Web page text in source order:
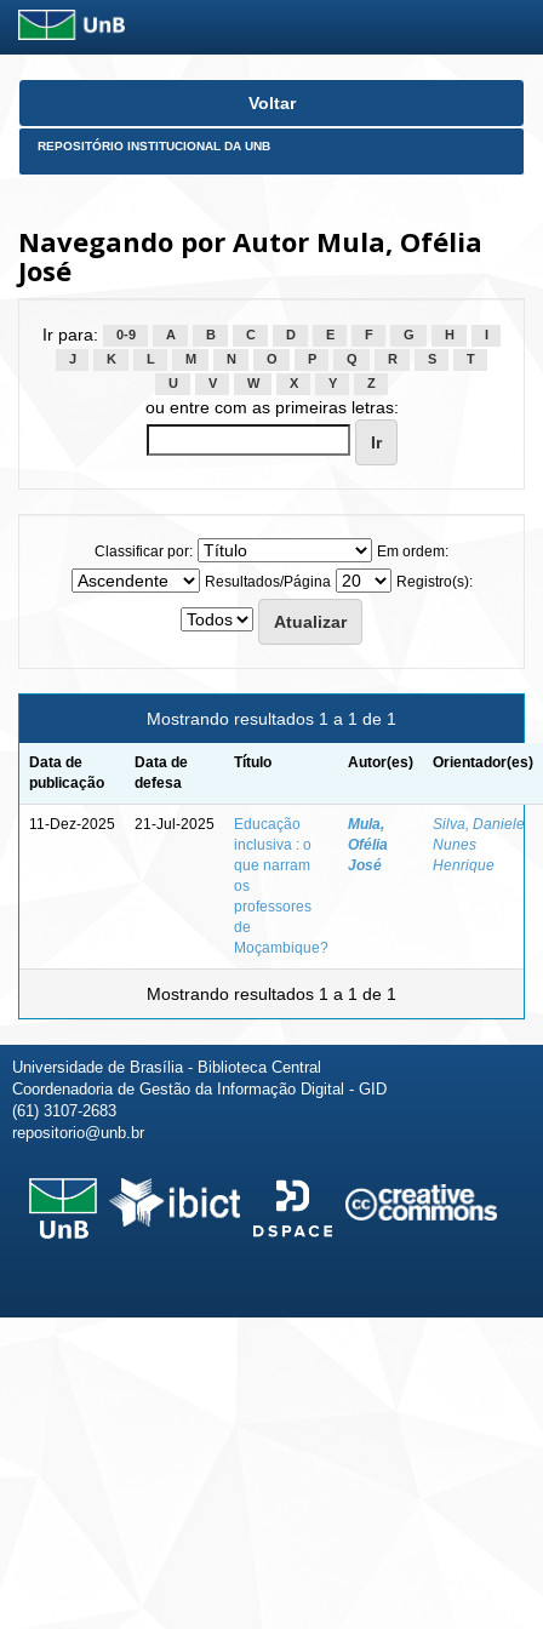
Skip
Voltar
REPOSITÓRIO INSTITUCIONAL DA UNB
Navegando por Autor Mula, Ofélia
José
Ir para: 0-9 A B C D E F G H
J
K L M N O P Q R S
T
U
V W X Y Z
ou entre com as primeiras letras:
Classificar por:
Em ordem:
Resultados/Página
Registro(s):
Mostrando resultados 1 a 1 de 1
Data de
publicação
Data de
defesa
Título Autor(es) Orientador(es)
11-Dez-2025 21-Jul-2025
Educação
inclusiva : o
que narram
os
professores
de
Moçambique?
Mula,
Ofélia
José
Silva, Daniele
Nunes
Henrique
Mostrando resultados 1 a 1 de 1
Universidade de Brasília - Biblioteca Central
Coordenadoria de Gestão da Informação Digital - GID
(61) 3107-2683
repositorio@unb.br